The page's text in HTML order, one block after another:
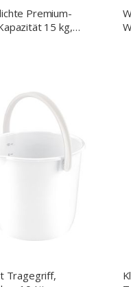
Premium-
15 kg,
Tragegriff,